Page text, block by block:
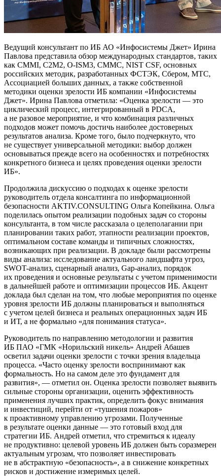
Ведущий консультант по ИБ АО «Инфосистемы Джет» Ирина
Павлова представила обзор международных стандартов, таких
как CMMI, C2M2, O-ISM3, CMMC, NIST CSF, основных
российских методик, разработанных ФСТЭК, Сбером, МТС,
Ассоциацией больших данных, а также собственной
методики оценки зрелости ИБ компании «Инфосистемы
Джет». Ирина Павлова отметила: «Оценка зрелости — это
циклический процесс, интегрированный в PDCA,
а не разовое мероприятие, и что комбинация различных
подходов может помочь достичь наиболее достоверных
результатов анализа. Кроме того, было подчеркнуто, что
не существует универсальной методики: выбор должен
основываться прежде всего на особенностях и потребностях
конкретного бизнеса и целях проведения оценки зрелости
ИБ».
Продолжила дискуссию о подходах к оценке зрелости
руководитель отдела консалтинга по информационной
безопасности AKTIV.CONSULTING Ольга Копейкина. Ольга
поделилась опытом реализации подобных задач со стороны
консультанта, в том числе рассказала о целеполагании при
планировании таких работ, этапности реализации проектов,
оптимальном составе команды и типичных сложностях,
возникающих при реализации. В докладе были рассмотрены
виды анализа: исследование актуального ландшафта угроз,
SWOT-анализ, сценарный анализ, Gap-анализ, порядок
их проведения и основные результаты с учетом применимости
в дальнейшей работе и оптимизации процессов ИБ. Акцент
доклада был сделан на том, что любые мероприятия по оценке
уровня зрелости ИБ должны планироваться и выполняться
с учетом целей бизнеса и реальных операционных задач ИБ
и ИТ, а не формально «для понимания статуса».
Руководитель по направлению методологии и развития
ИБ ПАО «ГМК «Норильский никель» Андрей Абашев
осветил задачи оценки зрелости с точки зрения владельца
процесса. «Часто оценку зрелости воспринимают как
формальность. Но на самом деле это фундамент для
развития», — отметил он. Оценка зрелости позволяет выявить
сильные стороны организации, оценить эффективность
применения лучших практик, определить фокус внимания
и инвестиций, перейти от «тушения пожаров»
к проактивному управлению угрозами. Полученные
в результате оценки данные — это готовый вход для
стратегии ИБ. Андрей отметил, что стремиться к идеалу
не продуктивно: целевой уровень ИБ должен быть соразмерен
актуальным угрозам, что позволяет инвестировать
не в абстрактную «безопасность», а в снижение конкретных
рисков и достижение измеримых целей.